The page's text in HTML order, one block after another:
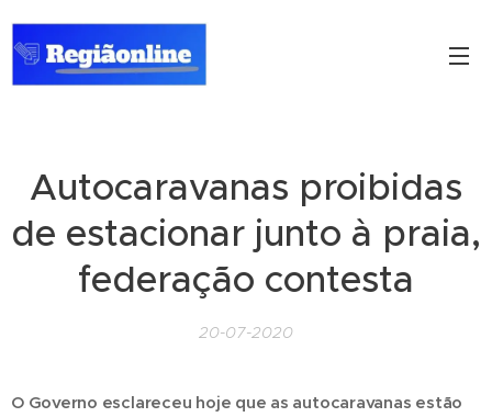
Autocaravanas proibidas
de estacionar junto à praia,
federação contesta
20-07-2020
O Governo esclareceu hoje que as autocaravanas estão